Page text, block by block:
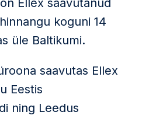
Ellex saavutanud
koguni 14
üle Baltikumi.
saavutas Ellex
Eestis
ning Leedus